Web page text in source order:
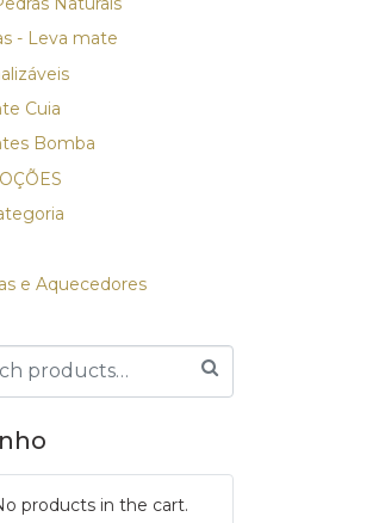
- Leva mate
Cuia
Bomba
e Aquecedores
products in the cart.